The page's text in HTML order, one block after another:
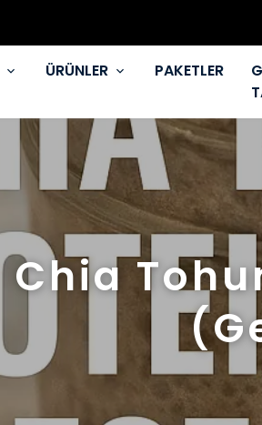
YAZA FİT
ÜRÜNLER PAKETLER
Chia